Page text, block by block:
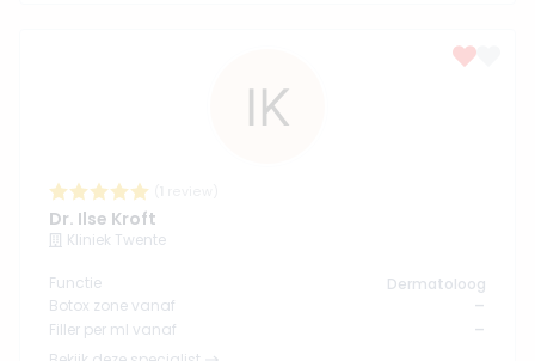
Dr. Ilse Kroft
Kliniek Twente
Functie
Dermatoloog
Botox zone vanaf
-
Filler per ml vanaf -